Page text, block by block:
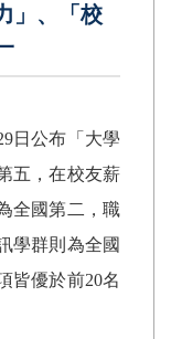
」、「校
日公布「大學
五，在校友薪
全國第二，職
學群則為全國
皆優於前20名